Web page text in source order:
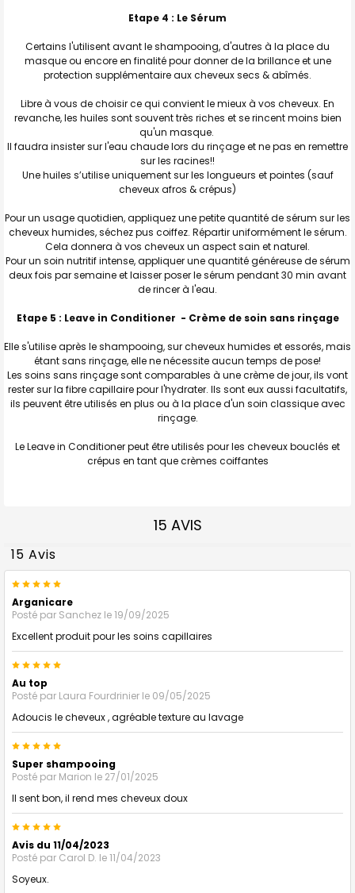
Etape 4 : Le Sérum
Certains l'utilisent avant le shampooing, d'autres à la place du
masque ou encore en finalité pour donner de la brillance et une
protection supplémentaire aux cheveux secs & abîmés.
Libre à vous de choisir ce qui convient le mieux à vos cheveux. En
revanche, les huiles sont souvent très riches et se rincent moins bien
qu'un masque.
Il faudra insister sur l'eau chaude lors du rinçage et ne pas en remettre
sur les racines!!
Une huiles s’utilise uniquement sur les longueurs et pointes (sauf
cheveux afros & crépus)
Pour un usage quotidien, appliquez une petite quantité de sérum sur les
cheveux humides, séchez pus coiffez. Répartir uniformément le sérum.
Cela donnera à vos cheveux un aspect sain et naturel.
Pour un soin nutritif intense, appliquer une quantité généreuse de sérum
deux fois par semaine et laisser poser le sérum pendant 30 min avant
de rincer à l'eau.
Etape 5 : Leave in Conditioner - Crème de soin sans rinçage
Elle s'utilise après le shampooing, sur cheveux humides et essorés, mais
étant sans rinçage, elle ne nécessite aucun temps de pose!
Les soins sans rinçage sont comparables à une crème de jour, ils vont
rester sur la fibre capillaire pour l'hydrater. Ils sont eux aussi facultatifs,
ils peuvent être utilisés en plus ou à la place d'un soin classique avec
rinçage.
Le Leave in Conditioner peut être utilisés pour les cheveux bouclés et
crépus en tant que crèmes coiffantes
15 AVIS
15 Avis
5
Arganicare
Posté par Sanchez le 19/09/2025
Excellent produit pour les soins capillaires
5
Au top
Posté par Laura Fourdrinier le 09/05/2025
Adoucis le cheveux , agréable texture au lavage
5
Super shampooing
Posté par Marion le 27/01/2025
Il sent bon, il rend mes cheveux doux
5
Avis du 11/04/2023
Posté par Carol D. le 11/04/2023
Soyeux.